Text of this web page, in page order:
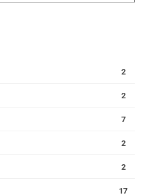
2
2
7
2
2
17